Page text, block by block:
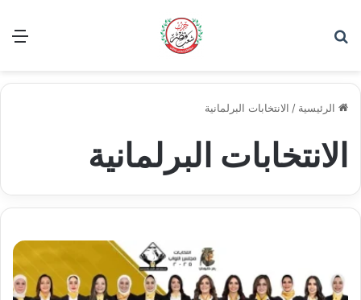
الرئيسية / الانتخابات البرلمانية
الانتخابات البرلمانية